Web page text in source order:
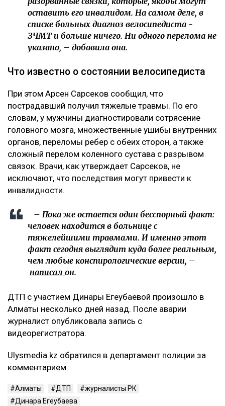
оставить его инвалидом. На самом деле, в
списке больных диагноз велосипедиста -
ЗЧМТ и больше ничего. Ни одного перелома не
указано, – добавила она.
Что известно о состоянии велосипедиста
При этом Арсен Сарсеков сообщил, что
пострадавший получил тяжелые травмы. По его
словам, у мужчины диагностировали сотрясение
головного мозга, множественные ушибы внутренних
органов, переломы ребер с обеих сторон, а также
сложный перелом коленного сустава с разрывом
связок. Врачи, как утверждает Сарсеков, не
исключают, что последствия могут привести к
инвалидности.
– Пока же остается один бесспорный факт:
человек находится в больнице с
тяжелейшими травмами. И именно этот
факт сегодня выглядит куда более реальным,
чем любые конспирологические версии, –
написал он.
ДТП с участием Динары Егеубаевой произошло в
Алматы несколько дней назад. После аварии
журналист опубликовала запись с
видеорегистратора.
Ulysmedia.kz обратился в департамент полиции за
комментарием.
Алматы ДТП
журналисты РК
Динара Егеубаева